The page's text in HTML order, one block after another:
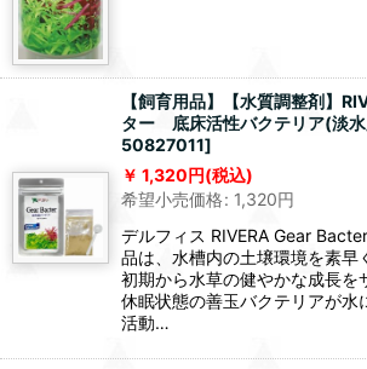
【飼育用品】【水質調整剤】
ター 底床活性バクテリア(淡
50827011]
1,320円(税込)
希望小売価格: 1,320円
デルフィス RIVERA Gear
品は、水槽内の土壌環境を素早
初期から水草の健やかな成長を
休眠状態の善玉バクテリアが水
活動…